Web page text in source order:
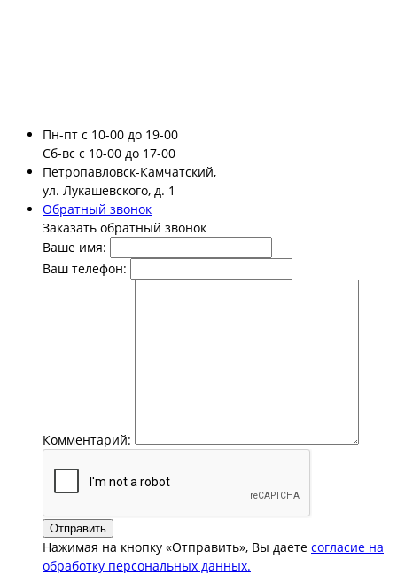
Пн-пт с 10-00 до 19-00
Сб-вс с 10-00 до 17-00
Петропавловск-Камчатский,
ул. Лукашевского, д. 1
Обратный звонок
Заказать обратный звонок
Ваше имя:
Ваш телефон:
Комментарий:
Отправить
Нажимая на кнопку «Отправить», Вы даете согласие на
обработку персональных данных.